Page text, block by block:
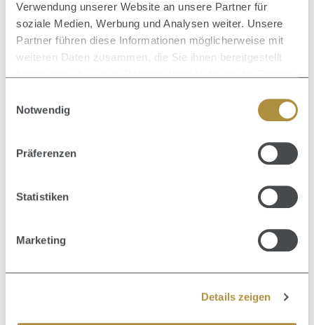
Verwendung unserer Website an unsere Partner für
soziale Medien, Werbung und Analysen weiter. Unsere
Partner führen diese Informationen möglicherweise mit
weiteren Daten zusammen, die Sie ihnen bereitgestellt
Notwendig
Präferenzen
Statistiken
Marketing
Details zeigen